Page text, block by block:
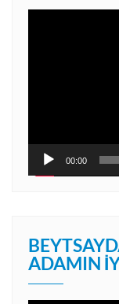
00:00
ADAMIN